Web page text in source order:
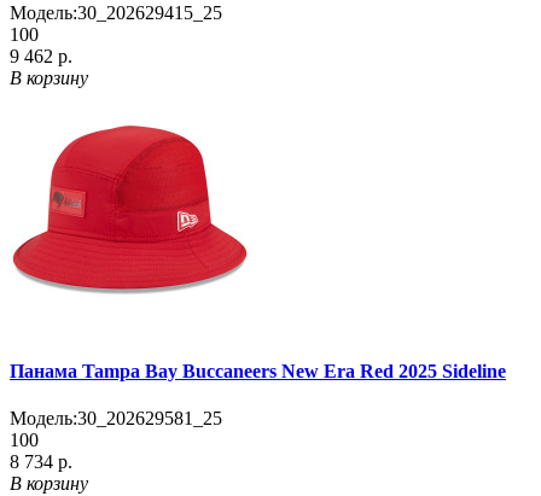
Модель:30_202629415_25
100
9 462 р.
В корзину
Панама Tampa Bay Buccaneers New Era Red 2025 Sideline
Модель:30_202629581_25
100
8 734 р.
В корзину